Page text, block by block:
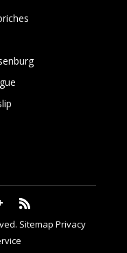
Sitemap Privacy